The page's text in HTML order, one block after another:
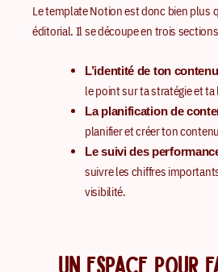
Le template Notion est donc bien plus
éditorial. Il se découpe en trois
L’identité de ton contenu
le point sur ta stratégie et
La planification de
planifier et créer ton
Le suivi des
suivre les chiffres
visibilité.
UN ESPACE POUR